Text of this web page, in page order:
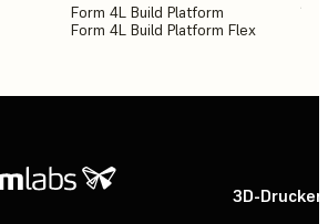
Form 4L Build Platform
Form 4L Build Platform Flex
3D-Drucker